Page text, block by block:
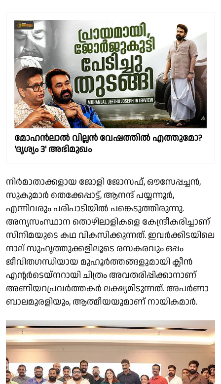
മോഹൻലാൽ വില്ലൻ വേഷത്തിൽ എത്തുമോ?
'ദൃശ്യം 3' അഭിമുഖം
നിർമാതാക്കളായ ജോളി ജോസഫ്, ഔസേപ്പച്ചൻ,
സുകുമാർ തെക്കേപ്പാട്ട്, ആനന്ദ് പയ്യന്നൂർ,
എന്നിവരും പരിപാടിയിൽ പങ്കെടുത്തിരുന്നു.
അന്യസംസ്ഥാന തൊഴിലാളികളെ കേന്ദ്രീകരിച്ചാണ്
സിനിമയുടെ കഥ വികസിക്കുന്നത്. ഇവർക്കിടയിലെ
നാല് സുഹൃത്തുക്കളിലൂടെ രസകരവും ഒപ്പം
ജീവിതഗന്ധിയായ മുഹൂർത്തങ്ങളുമായി ക്ലീൻ
എന്റർടെയ്നറായി ചിത്രം അവതരിപ്പിക്കാനാണ്
അണിയറപ്രവർത്തകർ ലക്ഷ്യമിടുന്നത്. അപർണാ
ബാലമുരളിയും, ആത്മീയയുമാണ് നായികമാർ.